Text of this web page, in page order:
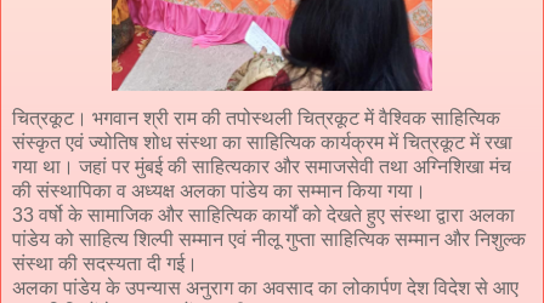
चित्रकूट। भगवान श्री राम की तपोस्थली चित्रकूट में वैश्विक साहित्यिक
संस्कृत एवं ज्योतिष शोध संस्था का साहित्यिक कार्यक्रम में चित्रकूट में रखा
गया था। जहां पर मुंबई की साहित्यकार और समाजसेवी तथा अग्निशिखा मंच
की संस्थापिका व अध्यक्ष अलका पांडेय का सम्मान किया गया।
33 वर्षो के सामाजिक और साहित्यिक कार्यों को देखते हुए संस्था द्वारा अलका
पांडेय को साहित्य शिल्पी सम्मान एवं नीलू गुप्ता साहित्यिक सम्मान और निशुल्क
संस्था की सदस्यता दी गई।
अलका पांडेय के उपन्यास अनुराग का अवसाद का लोकार्पण देश विदेश से आए